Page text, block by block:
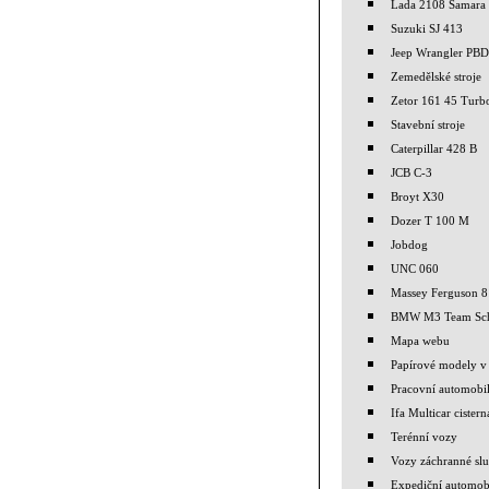
Lada 2108 Samara
Suzuki SJ 413
Jeep Wrangler
Zemedělské stroje
Zetor 161 45
Stavební stroje
Caterpillar 428 B
JCB C-3
Broyt X30
Dozer T 100 M
Jobdog
UNC 060
Massey Ferguson
BMW M3 Team
Mapa webu
Papírové modely v
Pracovní
Ifa Multicar
Terénní vozy
Vozy záchranné
Expediční